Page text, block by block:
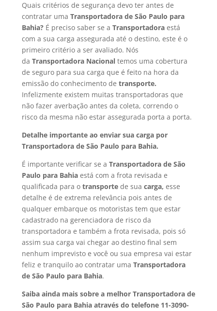
Quais critérios de segurança devo ter antes de
contratar uma Transportadora de São Paulo para
Bahia?É preciso saber se a Transportadoraestá
com a sua carga assegurada até o destino, este é o
primeiro critério a ser avaliado. Nós
da Transportadora Nacionaltemos uma cobertura
de seguro para sua carga que é feito na hora da
emissão do conhecimento de transporte.
Infelizmente existem muitas transportadoras que
não fazer averbação antes da coleta, correndo o
risco da mesma não estar assegurada porta a porta.
Detalhe importante ao enviar sua carga por
Transportadora de São Paulo para Bahia.
É importante verificar se a Transportadora de São
Paulo para Bahiaestá com a frota revisada e
qualificada para o transportede sua carga, esse
detalhe é de extrema relevância pois antes de
qualquer embarque os motoristas tem que estar
cadastrado na gerenciadora de risco da
transportadora e também a frota revisada, pois só
assim sua carga vai chegar ao destino final sem
nenhum imprevisto e você ou sua empresa vai estar
feliz e tranquilo ao contratar uma Transportadora
de São Paulo para Bahia.
Saiba ainda mais sobre a melhor Transportadora de
São Paulo para Bahia através do telefone 11-3090-